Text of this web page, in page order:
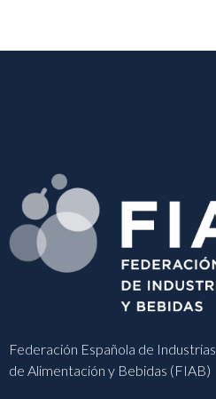
Federación Española de Industrias
de Alimentación y Bebidas (FIAB)